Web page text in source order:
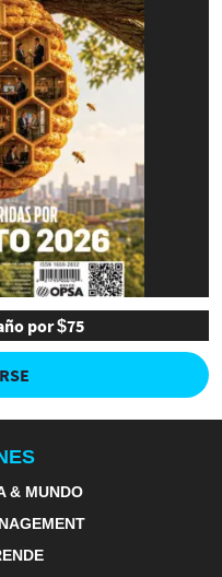
por $75
& MUNDO